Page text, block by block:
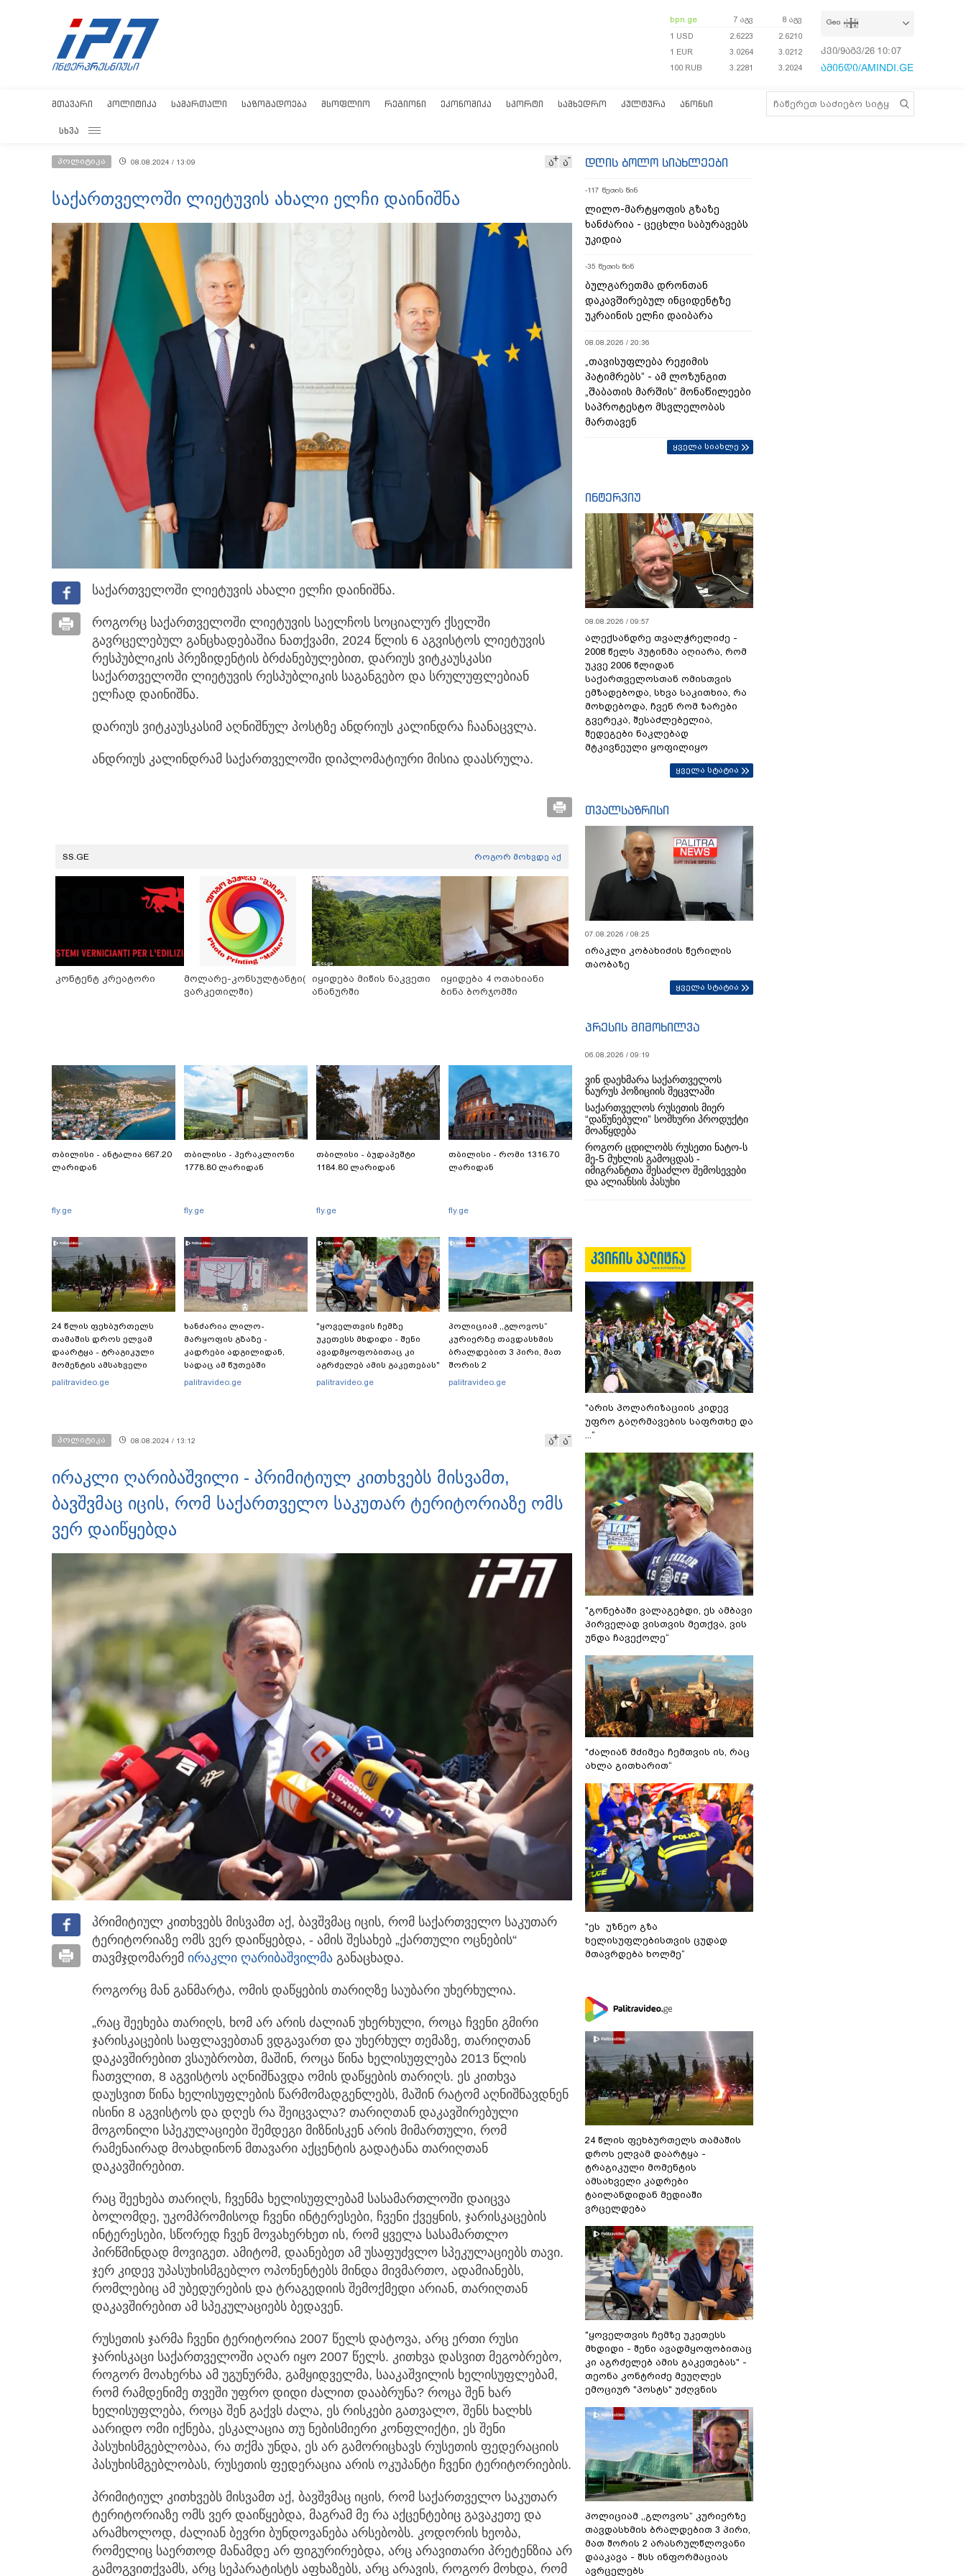
bpn.ge 7 აგვ
8 აგვ
1 USD
2.6223
2.6210
1 EUR
3.0264
3.0212
100 RUB
3.2281 3.2024
Geo
კვი/9აგვ/26 10:07:28
ამინდი/AMINDI.GE
ᲛᲗᲐᲕᲐᲠᲘ ᲞᲝᲚᲘᲢᲘᲙᲐ ᲡᲐᲛᲐᲠᲗᲐᲚᲘ ᲡᲐᲖᲝᲒᲐᲓᲝᲔᲑᲐ ᲛᲡᲝᲤᲚᲘᲝ ᲠᲔᲒᲘᲝᲜᲘ ᲔᲙᲝᲜᲝᲛᲘᲙᲐ ᲡᲞᲝᲠᲢᲘ ᲡᲐᲛᲮᲔᲓᲠᲝ ᲙᲣᲚᲢᲣᲠᲐ ᲐᲜᲝᲜᲡᲘ
ᲡᲮᲕᲐ
პოლიტიკა 08.08.2024 / 13:09 ა ა
საქართველოში ლიეტუვის ახალი ელჩი დაინიშნა
საქართველოში ლიეტუვის ახალი ელჩი დაინიშნა.
როგორც საქართველოში ლიეტუვის საელჩოს სოციალურ ქსელში
გავრცელებულ განცხადებაშია ნათქვამი, 2024 წლის 6 აგვისტოს ლიეტუვის
რესპუბლიკის პრეზიდენტის ბრძანებულებით, დარიუს ვიტკაუსკასი
საქართველოში ლიეტუვის რესპუბლიკის საგანგებო და სრულუფლებიან
ელჩად დაინიშნა.
დარიუს ვიტკაუსკასიმ აღნიშნულ პოსტზე ანდრიუს კალინდრა ჩაანაცვლა.
ანდრიუს კალინდრამ საქართველოში დიპლომატიური მისია დაასრულა.
SS.GE როგორ მოხვდე აქ
კონტენტ კრეატორი
მოლარე-კონსულტანტი(
ვარკეთილში)
იყიდება მიწის ნაკვეთი
ანანურში
იყიდება 4 ოთახიანი
ბინა ბორჯომში
თბილისი - ანტალია 667.20
ლარიდან
fly.ge
თბილისი - ჰერაკლიონი
1778.80 ლარიდან
fly.ge
თბილისი - ბუდაპეშტი
1184.80 ლარიდან
fly.ge
თბილისი - რომი 1316.70
ლარიდან
fly.ge
24 წლის ფეხბურთელს
თამაშის დროს ელვამ
დაარტყა - ტრაგიკული
მომენტის ამსახველი
კადრები ტაილანდიდან
palitravideo.ge
ხანძარია ლილო-
მარყოფის გზაზე -
კადრები ადგილიდან,
სადაც ამ წუთებში
სალიკვიდაციო
palitravideo.ge
"ყოველთვის ჩემზე
უკეთესს მხდიდი - შენი
ავადმყოფობითაც კი
აგრძელებ ამის გაკეთებას"
- თეონა კონტრიძე
palitravideo.ge
პოლიციამ ,,გლოვოს”
კურიერზე თავდასხმის
ბრალდებით 3 პირი, მათ
შორის 2
არასრულწლოვანი
palitravideo.ge
პოლიტიკა 08.08.2024 / 13:12 ა ა
ირაკლი ღარიბაშვილი - პრიმიტიულ კითხვებს მისვამთ,
ბავშვმაც იცის, რომ საქართველო საკუთარ ტერიტორიაზე ომს
ვერ დაიწყებდა
პრიმიტიულ კითხვებს მისვამთ აქ, ბავშვმაც იცის, რომ საქართველო საკუთარ
ტერიტორიაზე ომს ვერ დაიწყებდა, - ამის შესახებ „ქართული ოცნების“
თავმჯდომარემ ირაკლი ღარიბაშვილმა განაცხადა.
როგორც მან განმარტა, ომის დაწყების თარიღზე საუბარი უხერხულია.
„რაც შეეხება თარიღს, ხომ არ არის ძალიან უხერხული, როცა ჩვენი გმირი
ჯარისკაცების საფლავებთან ვდგავართ და უხერხულ თემაზე, თარიღთან
დაკავშირებით ვსაუბრობთ, მაშინ, როცა წინა ხელისუფლება 2013 წლის
ჩათვლით, 8 აგვისტოს აღნიშნავდა ომის დაწყების თარიღს. ეს კითხვა
დაუსვით წინა ხელისუფლების წარმომადგენლებს, მაშინ რატომ აღნიშნავდნენ
ისინი 8 აგვისტოს და დღეს რა შეიცვალა? თარიღთან დაკავშირებული
მოგონილი სპეკულაციები შემდეგი მიზნისკენ არის მიმართული, რომ
რამენაირად მოახდინონ მთავარი აქცენტის გადატანა თარიღთან
დაკავშირებით.
რაც შეეხება თარიღს, ჩვენმა ხელისუფლებამ სასამართლოში დაიცვა
ბოლომდე, უკომპრომისოდ ჩვენი ინტერესები, ჩვენი ქვეყნის, ჯარისკაცების
ინტერესები, სწორედ ჩვენ მოვახერხეთ ის, რომ ყველა სასამართლო
პირწმინდად მოვიგეთ. ამიტომ, დაანებეთ ამ უსაფუძვლო სპეკულაციებს თავი.
ჯერ კიდევ უპასუხისმგებლო ოპონენტებს მინდა მივმართო, ადამიანებს,
რომლებიც ამ უბედურების და ტრაგედიის შემოქმედი არიან, თარიღთან
დაკავშირებით ამ სპეკულაციებს ბედავენ.
რუსეთის ჯარმა ჩვენი ტერიტორია 2007 წელს დატოვა, არც ერთი რუსი
ჯარისკაცი საქართველოში აღარ იყო 2007 წელს. კითხვა დასვით მეგობრებო,
როგორ მოახერხა ამ უგუნურმა, გამყიდველმა, სააკაშვილის ხელისუფლებამ,
რომ რამდენიმე თვეში უფრო დიდი ძალით დააბრუნა? როცა შენ ხარ
ხელისუფლება, როცა შენ გაქვს ძალა, ეს რისკები გათვალო, შენს ხალხს
აარიდო ომი იქნება, ესკალაცია თუ ნებისმიერი კონფლიქტი, ეს შენი
პასუხისმგებლობაა, რა თქმა უნდა, ეს არ გამორიცხავს რუსეთის ფედერაციის
პასუხისმგებლობას, რუსეთის ფედერაცია არის ოკუპანტი ჩვენი ტერიტორიების.
პრიმიტიულ კითხვებს მისვამთ აქ, ბავშვმაც იცის, რომ საქართველო საკუთარ
ტერიტორიაზე ომს ვერ დაიწყებდა, მაგრამ მე რა აქცენტებიც გავაკეთე და
არამხოლოდ, ძალიან ბევრი ბუნდოვანება არსებობს. კოდორის ხეობა,
რომელიც საერთოდ მანამდე არ ფიგურირებდა, არც არავითარი პრეტენზია არ
გამოგვითქვამს, არც სეპარატისტს აფხაზებს, არც არავის, როგორ მოხდა, რომ
დღის ბოლო სიახლეები
-117 წუთის წინ
ლილო-მარტყოფის გზაზე
ხანძარია - ცეცხლი საბურავებს
უკიდია
-35 წუთის წინ
ბულგარეთმა დრონთან
დაკავშირებულ ინციდენტზე
უკრაინის ელჩი დაიბარა
08.08.2026 / 20:36
„თავისუფლება რეჟიმის
პატიმრებს“ - ამ ლოზუნგით
„შაბათის მარშის“ მონაწილეები
საპროტესტო მსვლელობას
მართავენ
ყველა სიახლე
ინტერვიუ
08.08.2026 / 09:57
ალექსანდრე თვალჭრელიძე -
2008 წელს პუტინმა აღიარა, რომ
უკვე 2006 წლიდან
საქართველოსთან ომისთვის
ემზადებოდა, სხვა საკითხია, რა
მოხდებოდა, ჩვენ რომ ზარები
გვერეკა, შესაძლებელია,
შედეგები ნაკლებად
მტკივნეული ყოფილიყო
ყველა სტატია
თვალსაზრისი
07.08.2026 / 08:25
ირაკლი კობახიძის წერილის
თაობაზე
ყველა სტატია
პრესის მიმოხილვა
06.08.2026 / 09:19
ვინ დაეხმარა საქართველოს
ნაურუს პოზიციის შეცვლაში
საქართველოს რუსეთის მიერ
“დაწუნებული” სომხური პროდუქტი
მოაწყდება
როგორ ცდილობს რუსეთი ნატო-ს
მე-5 მუხლის გამოცდას -
იმიგრანტთა შესაძლო შემოსევები
და ალიანსის პასუხი
"არის პოლარიზაციის კიდევ
უფრო გაღრმავების საფრთხე და
...“
"გონებაში ვალაგებდი, ეს ამბავი
პირველად ვისთვის მეთქვა, ვის
უნდა ჩავექოლე“
"ძალიან მძიმეა ჩემთვის ის, რაც
ახლა გითხარით“
"ეს უზნეო გზა
ხელისუფლებისთვის ცუდად
მთავრდება ხოლმე“
24 წლის ფეხბურთელს თამაშის
დროს ელვამ დაარტყა -
ტრაგიკული მომენტის
ამსახველი კადრები
ტაილანდიდან მედიაში
ვრცელდება
"ყოველთვის ჩემზე უკეთესს
მხდიდი - შენი ავადმყოფობითაც
კი აგრძელებ ამის გაკეთებას" -
თეონა კონტრიძე მეუღლეს
ემოციურ "პოსტს" უძღვნის
პოლიციამ ,,გლოვოს” კურიერზე
თავდასხმის ბრალდებით 3 პირი,
მათ შორის 2 არასრულწლოვანი
დააკავა - შსს ინფორმაციას
ავრცელებს